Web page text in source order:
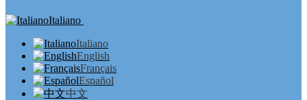
Italiano
Italiano
English
Français
Español
中文